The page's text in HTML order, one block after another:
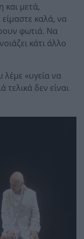
και μετά,
καλά, να
φωτιά. Να
κάτι άλλο
λέμε «υγεία να
τελικά δεν είναι